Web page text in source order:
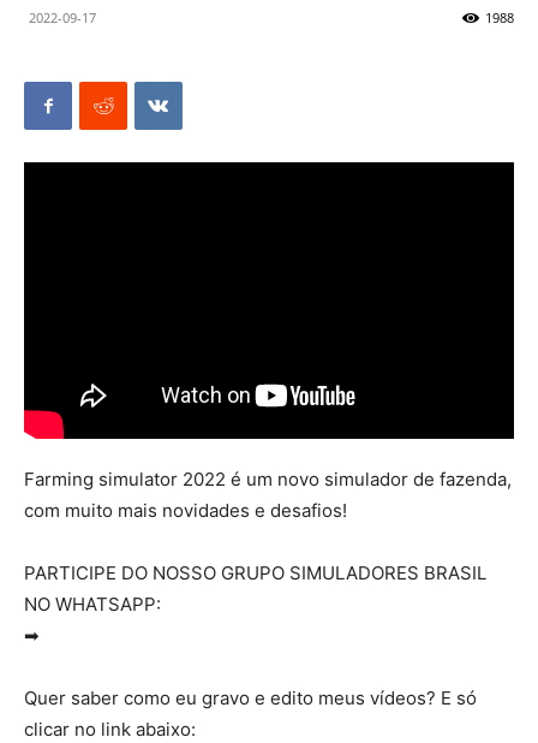
2022-09-17 1988
Farming simulator 2022 é um novo simulador de fazenda,
com muito mais novidades e desafios!
PARTICIPE DO NOSSO GRUPO SIMULADORES BRASIL
NO WHATSAPP:
➡
Quer saber como eu gravo e edito meus vídeos? E só
clicar no link abaixo: